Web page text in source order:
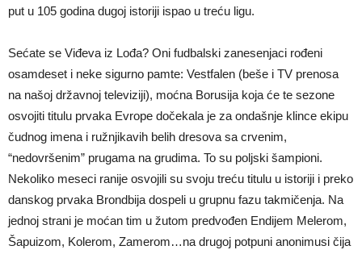
put u 105 godina dugoj istoriji ispao u treću ligu.
Sećate se Viđeva iz Lođa? Oni fudbalski zanesenjaci rođeni
osamdeset i neke sigurno pamte: Vestfalen (beše i TV prenosa
na našoj državnoj televiziji), moćna Borusija koja će te sezone
osvojiti titulu prvaka Evrope dočekala je za ondašnje klince ekipu
čudnog imena i ružnjikavih belih dresova sa crvenim,
“nedovršenim” prugama na grudima. To su poljski šampioni.
Nekoliko meseci ranije osvojili su svoju treću titulu u istoriji i preko
danskog prvaka Brondbija dospeli u grupnu fazu takmičenja. Na
jednoj strani je moćan tim u žutom predvođen Endijem Melerom,
Šapuizom, Kolerom, Zamerom…na drugoj potpuni anonimusi čija